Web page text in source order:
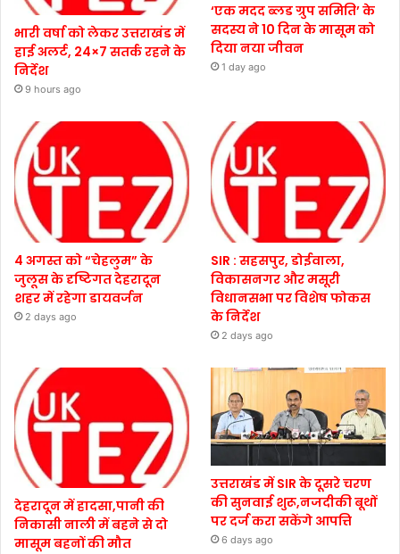
भारी वर्षा को लेकर उत्तराखंड में
हाई अलर्ट, 24×7 सतर्क रहने के
निर्देश
9 hours ago
‘एक मदद ब्लड ग्रुप समिति’ के
सदस्य ने 10 दिन के मासूम को
दिया नया जीवन
1 day ago
4 अगस्त को “चेहलुम” के
जुलूस के दृष्टिगत देहरादून
शहर में रहेगा डायवर्जन
2 days ago
SIR : सहसपुर, डोईवाला,
विकासनगर और मसूरी
विधानसभा पर विशेष फोकस
के निर्देश
2 days ago
देहरादून में हादसा,पानी की
निकासी नाली में बहने से दो
मासूम बहनों की मौत
उत्तराखंड में SIR के दूसरे चरण
की सुनवाई शुरू,नजदीकी बूथों
पर दर्ज करा सकेंगे आपत्ति
6 days ago